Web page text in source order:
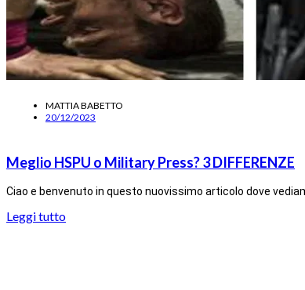
MATTIA BABETTO
20/12/2023
Meglio HSPU o Military Press? 3 DIFFERENZE
Ciao e benvenuto in questo nuovissimo articolo dove
Leggi tutto